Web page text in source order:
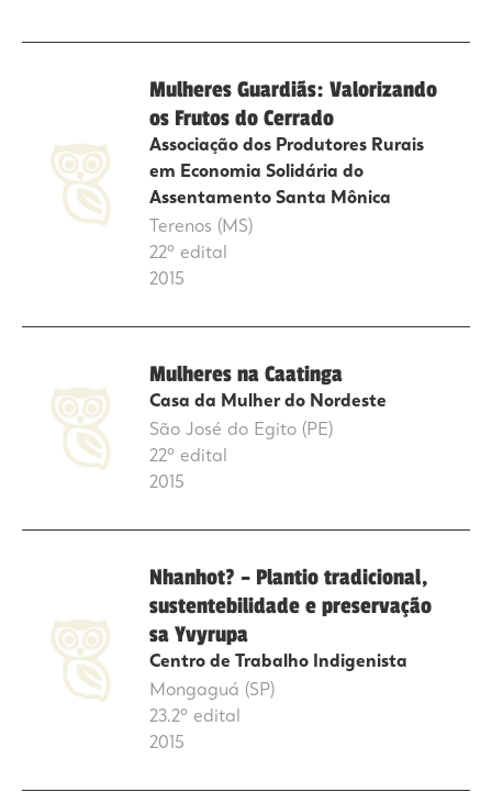
Mulheres Guardiãs: Valorizando
os Frutos do Cerrado
Associação dos Produtores Rurais
em Economia Solidária do
Assentamento Santa Mônica
Terenos (MS)
22º edital
2015
Mulheres na Caatinga
Casa da Mulher do Nordeste
São José do Egito (PE)
22º edital
2015
Nhanhot? – Plantio tradicional,
sustentebilidade e preservação
sa Yvyrupa
Centro de Trabalho Indigenista
Mongaguá (SP)
23.2º edital
2015